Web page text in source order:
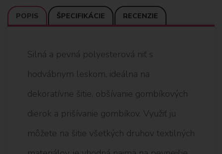
POPIS ŠPECIFIKÁCIE RECENZIE
Silná a pevná polyesterová niť s
hodvábnym leskom, ideálna na
dekoratívne šitie, obšívanie gombíkových
dierok a prišívanie gombíkov. Využiť ju
môžete na šitie všetkých druhov textilných